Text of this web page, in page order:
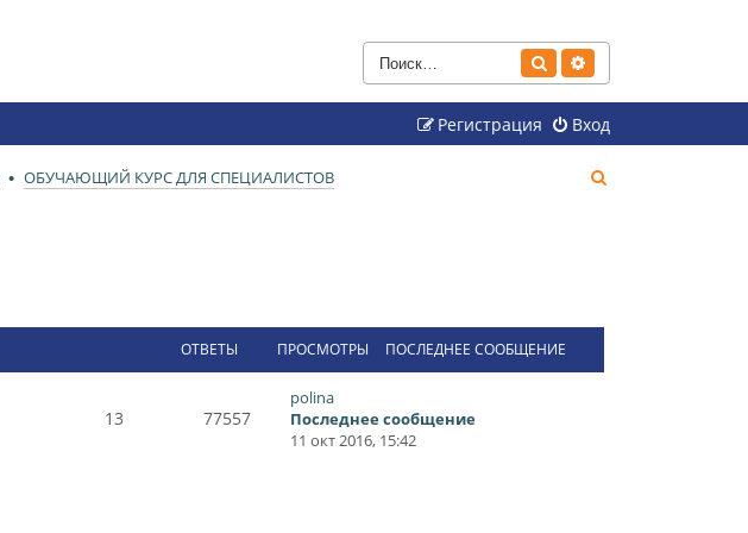
Поиск
Вход
Регистрация
ОБУЧАЮЩИЙ КУРС ДЛЯ СПЕЦИАЛИСТОВ
ОТВЕТЫ ПРОСМОТРЫ ПОСЛЕДНЕЕ СООБЩЕНИЕ
13 77557
polina
Последнее сообщение
11 окт 2016, 15:42